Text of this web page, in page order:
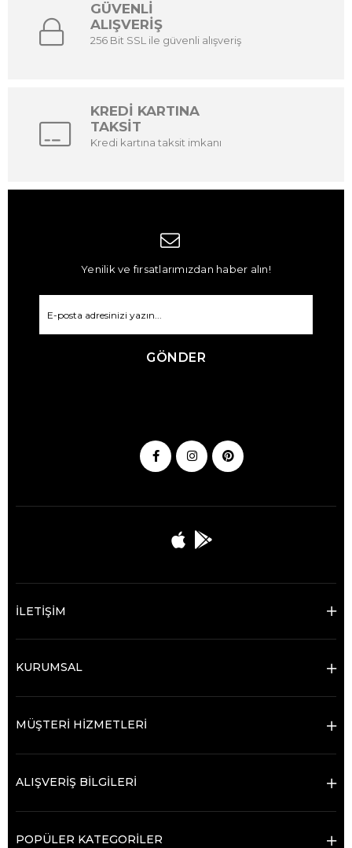
GÜVENLİ
ALIŞVERİŞ
256 Bit SSL ile güvenli alışveriş
KREDİ KARTINA
TAKSİT
Kredi kartına taksit imkanı
Yenilik ve fırsatlarımızdan haber alın!
GÖNDER
İLETİŞİM
KURUMSAL
MÜŞTERİ HİZMETLERİ
ALIŞVERİŞ BİLGİLERİ
POPÜLER KATEGORİLER